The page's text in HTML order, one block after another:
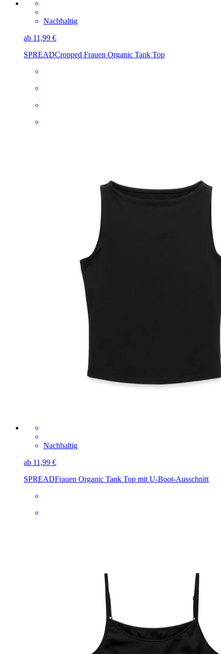
Nachhaltig
ab 11,99 €
SPREADCropped Frauen Organic Tank Top
Nachhaltig
ab 11,99 €
SPREADFrauen Organic Tank Top mit U-Boot-Ausschnitt